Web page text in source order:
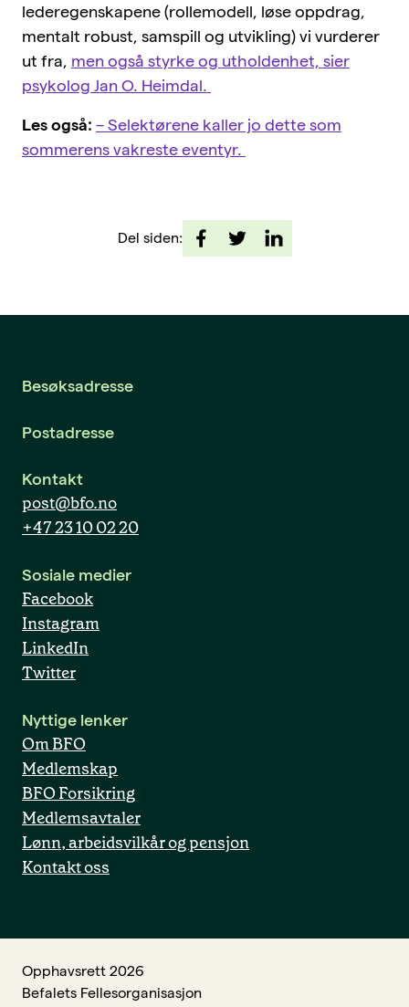
lederegenskapene (rollemodell, løse oppdrag,
mentalt robust, samspill og utvikling) vi vurderer
ut fra, men også styrke og utholdenhet, sier
psykolog Jan O. Heimdal.
Les også: – Selektørene kaller jo dette som
sommerens vakreste eventyr.
Del siden:
Besøksadresse
Postadresse
Kontakt
post@bfo.no
+47 23 10 02 20
Sosiale medier
Facebook
Instagram
LinkedIn
Twitter
Nyttige lenker
Om BFO
Medlemskap
BFO Forsikring
Medlemsavtaler
Lønn, arbeidsvilkår og pensjon
Kontakt oss
Opphavsrett 2026
Befalets Fellesorganisasjon